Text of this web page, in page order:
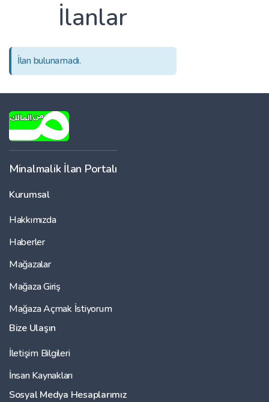
İlanlar
İlan bulunamadı.
Minalmalik İlan Portalı
Kurumsal
Hakkımızda
Haberler
Mağazalar
Mağaza Giriş
Mağaza Açmak İstiyorum
Bize Ulaşın
İletişim Bilgileri
İnsan Kaynakları
Sosyal Medya Hesaplarımız